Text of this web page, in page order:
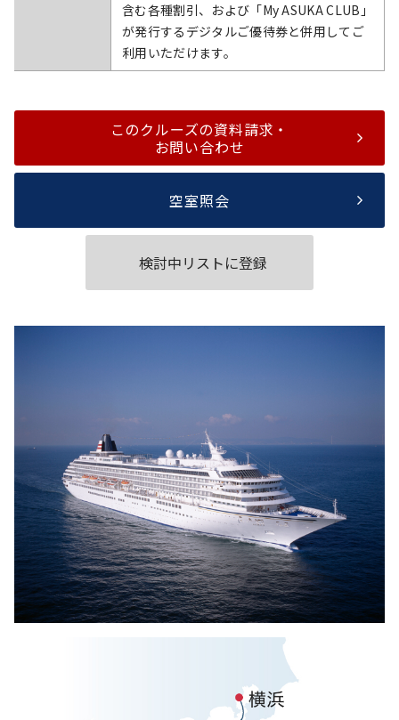
含む各種割引、および「My ASUKA CLUB」
が発行するデジタルご優待券と併用してご
利用いただけます。
このクルーズの資料請求・
お問い合わせ
空室照会
検討中リストに登録